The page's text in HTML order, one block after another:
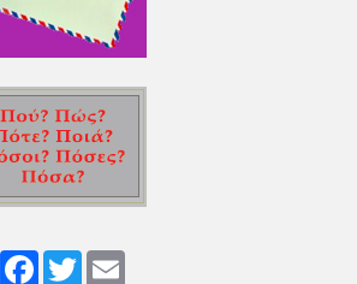
Share FacebookTwitter